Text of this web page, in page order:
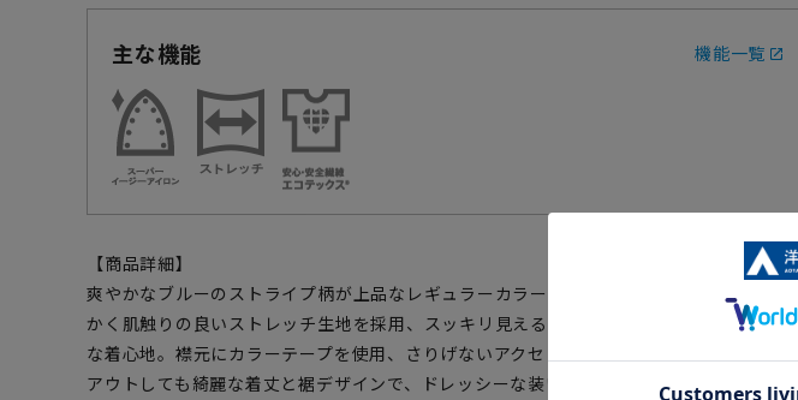
主な機能 機能一覧
【商品詳細】
爽やかなブルーのストライプ柄が上品なレギュラーカラーブラウス。伸縮性のあるやわら
かく肌触りの良いストレッチ生地を採用、スッキリ見えるデザインながらストレスフリー
な着心地。襟元にカラーテープを使用、さりげないアクセントをプラスしました。ボトム
アウトしても綺麗な着丈と裾デザインで、ドレッシーな装いからカジュアルまで、幅広く